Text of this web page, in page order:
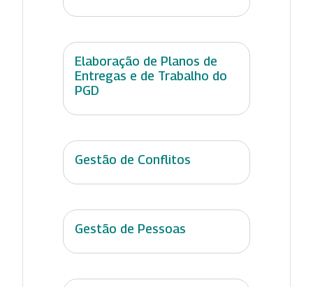
Elaboração de Planos de
Entregas e de Trabalho do
PGD
Gestão de Conflitos
Gestão de Pessoas